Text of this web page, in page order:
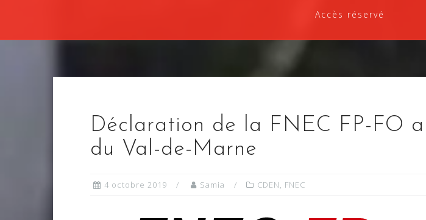
Accès réservé
Déclaration de la FNEC FP-FO
du Val-de-Marne
4 octobre 2019 Samia CDEN, FNEC